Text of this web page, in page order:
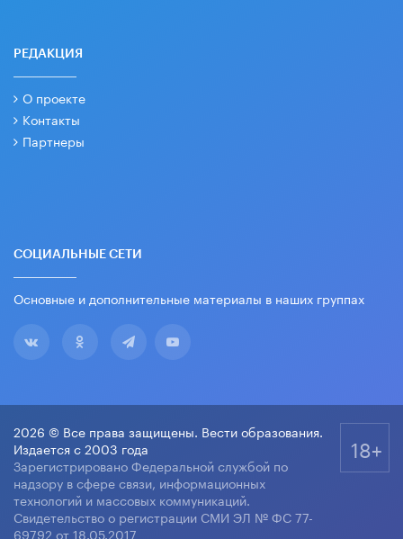
РЕДАКЦИЯ
О проекте
Контакты
Партнеры
СОЦИАЛЬНЫЕ СЕТИ
Основные и дополнительные материалы в наших группах
2026 © Все права защищены. Вести образования.
Издается с 2003 года
Зарегистрировано Федеральной службой по
надзору в сфере связи, информационных
технологий и массовых коммуникаций.
Свидетельство о регистрации СМИ ЭЛ № ФС 77-
69792 от 18.05.2017
18+